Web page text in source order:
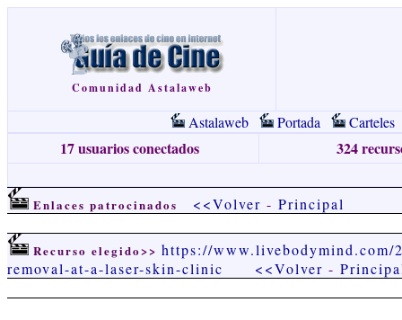
Comunidad Astalaweb
Astalaweb Portada Carteles
17 usuarios conectados 324
Enlaces patrocinados <<Volver - Principal
Recurso elegido>> https://www.livebodymind.com/
removal-at-a-laser-skin-clinic
<<Volver -